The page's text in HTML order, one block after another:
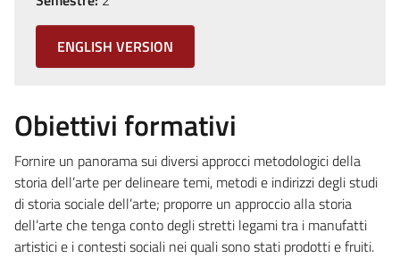
ENGLISH VERSION
Obiettivi formativi
Fornire un panorama sui diversi approcci metodologici della
storia dell’arte per delineare temi, metodi e indirizzi degli studi
di storia sociale dell’arte; proporre un approccio alla storia
dell’arte che tenga conto degli stretti legami tra i manufatti
artistici e i contesti sociali nei quali sono stati prodotti e fruiti.